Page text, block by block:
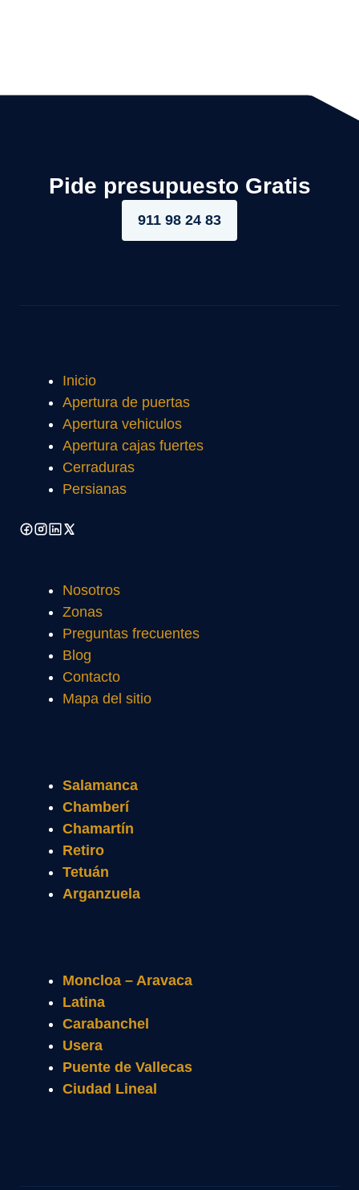
Pide presupuesto Gratis
911 98 24 83
Inicio
Apertura de puertas
Apertura vehiculos
Apertura cajas fuertes
Cerraduras
Persianas
Nosotros
Zonas
Preguntas frecuentes
Blog
Contacto
Mapa del sitio
Salamanca
Chamberí
Chamartín
Retiro
Tetuán
Arganzuela
Moncloa – Aravaca
Latina
Carabanchel
Usera
Puente de Vallecas
Ciudad Lineal